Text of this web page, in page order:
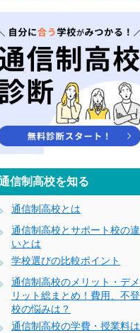
信制高校を知る
通信制高校とは
通信制高校とサポート校の違
いとは
学校選びの比較ポイント
通信制高校のメリット・デメ
リット総まとめ！費用、不登
校の悩みは？
通信制高校の学費・授業料は